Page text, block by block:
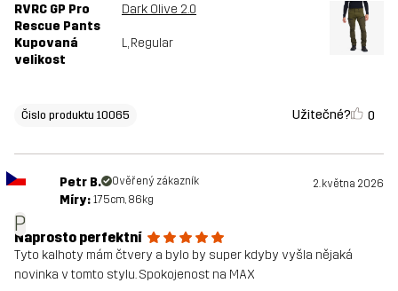
RVRC GP Pro
Rescue Pants
Dark Olive 2.0
Kupovaná
velikost
L, Regular
Čislo produktu 10065 Užitečné? 0
P
Petr B. Ověřený zákazník 2. května 2026
Míry: 175cm, 86kg
Naprosto perfektní
Tyto kalhoty mám čtvery a bylo by super kdyby vyšla nějaká
novinka v tomto stylu. Spokojenost na MAX